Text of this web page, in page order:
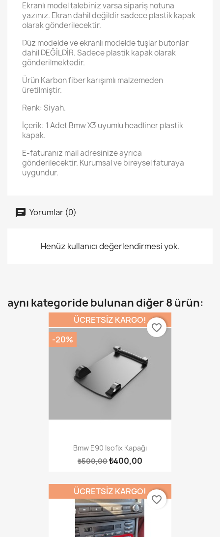
Ekranlı model talebiniz varsa sipariş notuna
yazınız. Ekran dahil değildir sadece plastik kapak
olarak gönderilecektir.
Düz modelde ve ekranlı modelde tuşlar butonlar
dahil DEĞİLDİR. Sadece plastik kapak olarak
gönderilmektedir.
Ürün Karbon fiber karışımlı malzemeden
üretilmiştir.
Renk: Siyah.
İçerik: 1 Adet Bmw X3 uyumlu headliner plastik
kapak.
E-faturanız mail adresinize ayrıca
gönderilecektir. Kurumsal ve bireysel faturaya
uygundur.
Yorumlar (0)
Henüz kullanıcı değerlendirmesi yok.
aynı kategoride bulunan diğer 8 ürün:
Bmw E90 Isofix Kapağı
₺500,00₺400,00
ÜCRETSIZ KARGO!
-20%
favorite_border
ÜCRETSIZ KARGO!
favorite_border